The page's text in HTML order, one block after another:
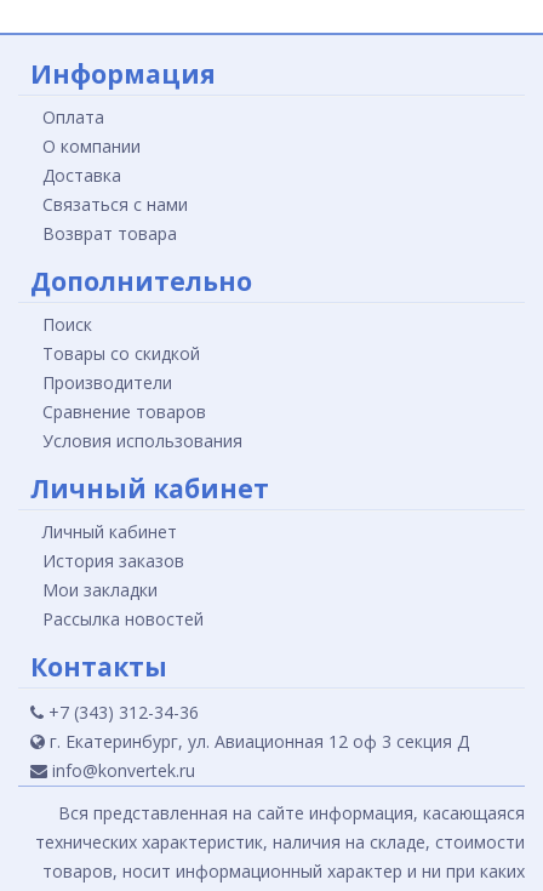
Информация
Оплата
О компании
Доставка
Связаться с нами
Возврат товара
Дополнительно
Поиск
Товары со скидкой
Производители
Сравнение товаров
Условия использования
Личный кабинет
Личный кабинет
История заказов
Мои закладки
Рассылка новостей
Контакты
+7 (343) 312-34-36
г. Екатеринбург, ул. Авиационная 12 оф 3 секция Д
info@konvertek.ru
Вся представленная на сайте информация, касающаяся
технических характеристик, наличия на складе, стоимости
товаров, носит информационный характер и ни при каких